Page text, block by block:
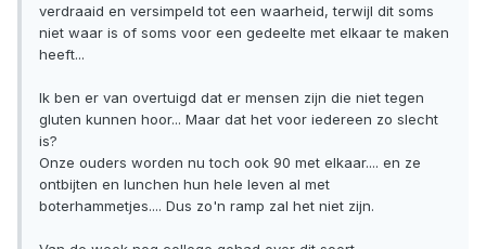
verdraaid en versimpeld tot een waarheid, terwijl dit soms
niet waar is of soms voor een gedeelte met elkaar te maken
heeft...
Ik ben er van overtuigd dat er mensen zijn die niet tegen
gluten kunnen hoor... Maar dat het voor iedereen zo slecht
is?
Onze ouders worden nu toch ook 90 met elkaar.... en ze
ontbijten en lunchen hun hele leven al met
boterhammetjes.... Dus zo'n ramp zal het niet zijn.